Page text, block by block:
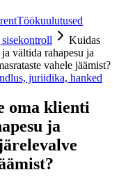
Töökuulutused
Kuidas
vältida rahapesu ja
vahele jäämist?
juriidika, hanked
oma klienti
ja